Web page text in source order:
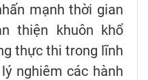
mạnh thời gian
thiện khuôn khổ
thực thi trong lĩnh
nghiêm các hành